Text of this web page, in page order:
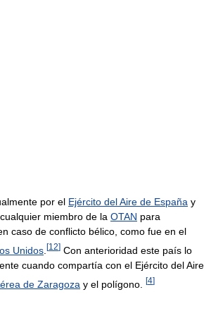
por el Ejército del Aire de España y
miembro de la OTAN para
caso de conflicto bélico, como fue en el
Unidos [12] Con anterioridad este país lo
cuando compartía con el Ejército del Aire
de Zaragoza y el polígono. [4]